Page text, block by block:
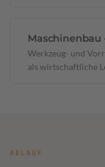
Maschinen­bau
Werkzeug- und
als wirtschaftliche
ABLAUF